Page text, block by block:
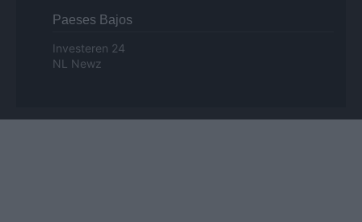
Paeses Bajos
Investeren 24
NL Newz